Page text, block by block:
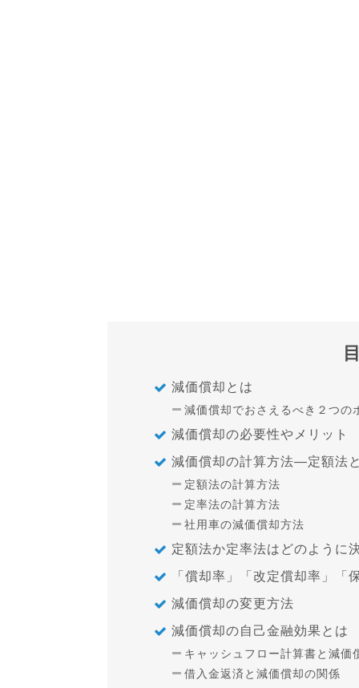
減価償却とは
減価償却でおさえるべき２つの
減価償却の必要性やメリット
減価償却の計算方法―定額法
定額法の計算方法
定率法の計算方法
社用車の減価償却方法
定額法か定率法はどのように
「償却率」「改定償却率」「
減価償却の変更方法
減価償却の自己金融効果とは
キャッシュフロー計算書と減価
借入金返済と減価償却の関係